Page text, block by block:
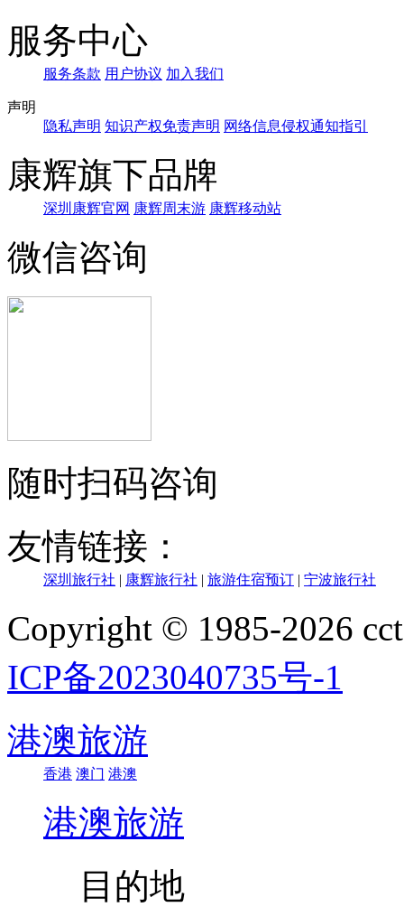
服务中心
服务条款 用户协议 加入我们
声明
隐私声明 知识产权免责声明 网络信息侵权通知指引
康辉旗下品牌
深圳康辉官网 康辉周末游 康辉移动站
微信咨询
随时扫码咨询
友情链接：
深圳旅行社 | 康辉旅行社 | 旅游住宿预订 | 宁波旅行社
Copyright © 1985-2026
ICP备2023040735号-1
港澳旅游
香港 澳门 港澳
港澳旅游
目的地